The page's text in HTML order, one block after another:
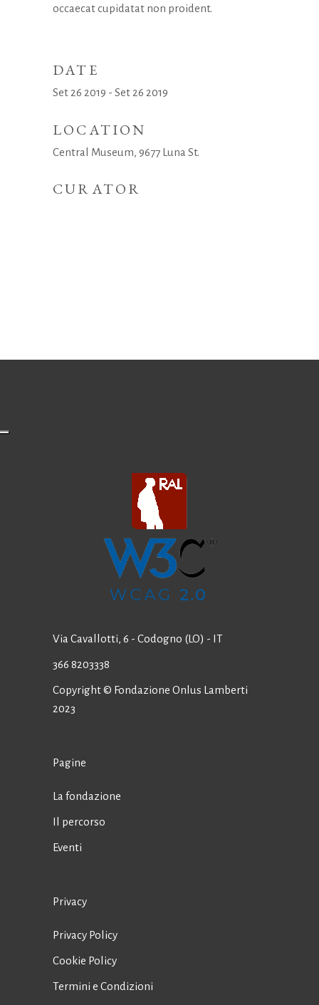
occaecat cupidatat non proident.
DATE
Set 26 2019 - Set 26 2019
LOCATION
Central Museum, 9677 Luna St.
CURATOR
Via Cavallotti, 6 - Codogno (LO) - IT
366 8203338
Copyright © Fondazione Onlus Lamberti
2023
Pagine
La fondazione
Il percorso
Eventi
Privacy
Privacy Policy
Cookie Policy
Termini e Condizioni